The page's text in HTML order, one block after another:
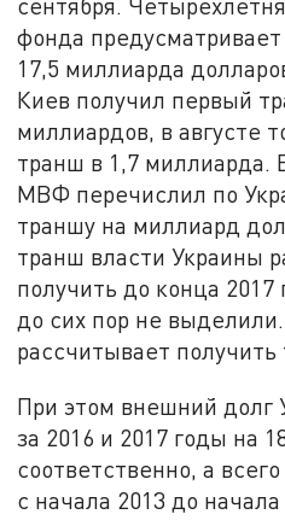
сентября.
фонда
17,5 миллиарда
Киев получил первый
миллиардов, в августе
транш в 1,7 миллиарда.
МВФ перечислил по
траншу на миллиард
транш власти Украины
получить до конца 2017
до сих пор не
рассчитывает получить
При этом внешний долг
за 2016 и 2017 годы на
соответственно, а
с начала 2013 до